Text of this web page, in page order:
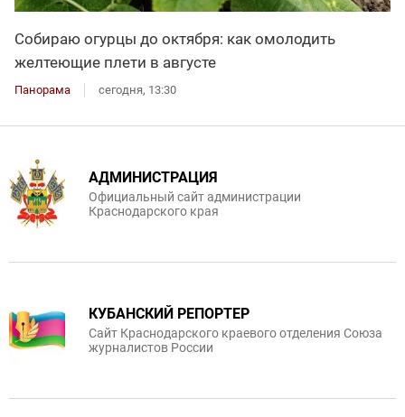
Собираю огурцы до октября: как омолодить
желтеющие плети в августе
Панорама сегодня, 13:30
АДМИНИСТРАЦИЯ
Официальный сайт администрации
Краснодарского края
КУБАНСКИЙ РЕПОРТЕР
Сайт Краснодарского краевого отделения Союза
журналистов России